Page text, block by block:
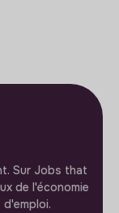
Sur Jobs that
de l'économie